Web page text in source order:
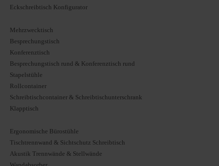
Eckschreibtisch Konfigurator
Mehrzwecktisch
Besprechungstisch
Konferenztisch
Besprechungstisch rund & Konferenztisch rund
Stapelstühle
Rollcontainer
Schreibtischcontainer & Schreibtischunterschrank
Klapptisch
Ergonomische Bürostühle
Tischtrennwand & Sichtschutz Schreibtisch
Akustik Trennwände & Stellwände